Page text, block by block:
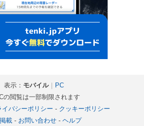
表示： モバイル｜ PC
の閲覧は一部制限されます
イバシーポリシー - クッキーポリシー
載- お問い合わせ- ヘルプ